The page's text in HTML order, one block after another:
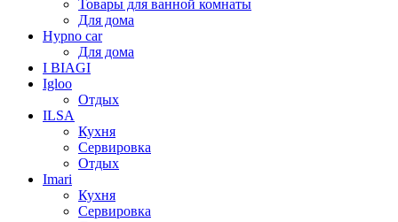
Товары для ванной комнаты
Для дома
Hypno car
Для дома
I BIAGI
Igloo
Отдых
ILSA
Кухня
Сервировка
Отдых
Imari
Кухня
Сервировка